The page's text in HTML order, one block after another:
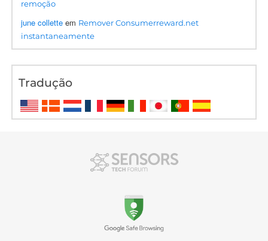
remoção
june collette em Remover Consumerreward.net
instantaneamente
Tradução